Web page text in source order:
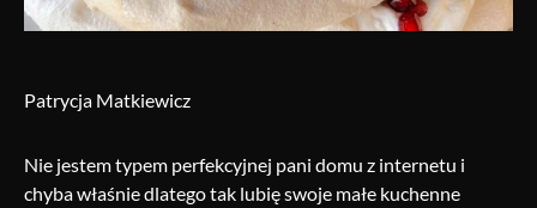
Patrycja Matkiewicz
Nie jestem typem perfekcyjnej pani domu z internetu i
chyba właśnie dlatego tak lubię swoje małe kuchenne